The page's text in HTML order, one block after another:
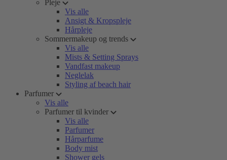
Pleje
Vis alle
Ansigt & Kropspleje
Hårpleje
Sommermakeup og trends
Vis alle
Mists & Setting Sprays
Vandfast makeup
Neglelak
Styling af beach hair
Parfumer
Vis alle
Parfumer til kvinder
Vis alle
Parfumer
Hårparfume
Body mist
Shower gels